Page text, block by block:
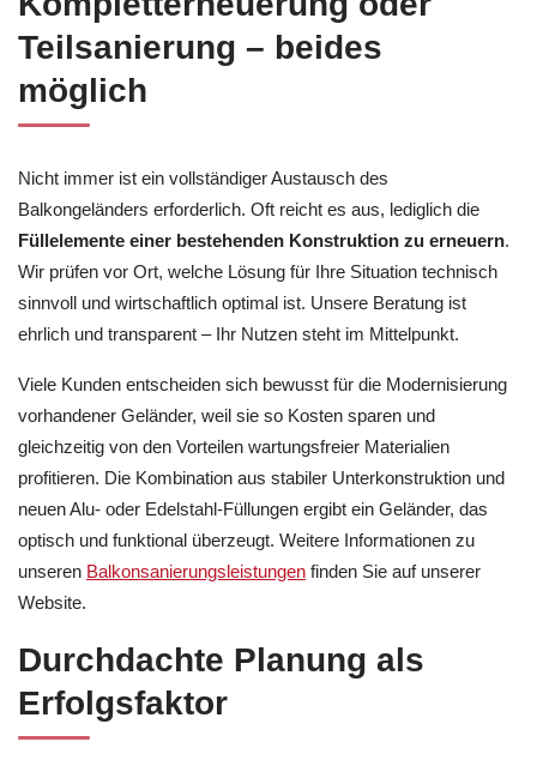
Teilsanierung – beides
möglich
Nicht immer ist ein vollständiger Austausch des
Balkongeländers erforderlich. Oft reicht es aus, lediglich die
Füllelemente einer bestehenden Konstruktion zu erneuern.
Wir prüfen vor Ort, welche Lösung für Ihre Situation technisch
sinnvoll und wirtschaftlich optimal ist. Unsere Beratung ist
ehrlich und transparent – Ihr Nutzen steht im Mittelpunkt.
Viele Kunden entscheiden sich bewusst für die Modernisierung
vorhandener Geländer, weil sie so Kosten sparen und
gleichzeitig von den Vorteilen wartungsfreier Materialien
profitieren. Die Kombination aus stabiler Unterkonstruktion und
neuen Alu- oder Edelstahl-Füllungen ergibt ein Geländer, das
optisch und funktional überzeugt. Weitere Informationen zu
unseren Balkonsanierungsleistungen finden Sie auf unserer
Website.
Durchdachte Planung als
Erfolgsfaktor